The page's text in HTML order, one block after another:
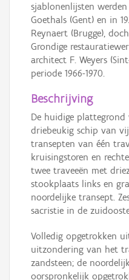
sjablonenlijsten
Goethals (Gent) en in
Reynaert (Brugge),
Grondige
architect F. Weyers
periode 1966-1970.
Beschrijving
De huidige
driebeukig schip van
transepten van één
kruisingstoren en
twee traveeën met
stookplaats links en
noordelijke transept.
sacristie in de
Volledig opgetrokken
uitzondering van het
zandsteen; de
oorspronkelijk